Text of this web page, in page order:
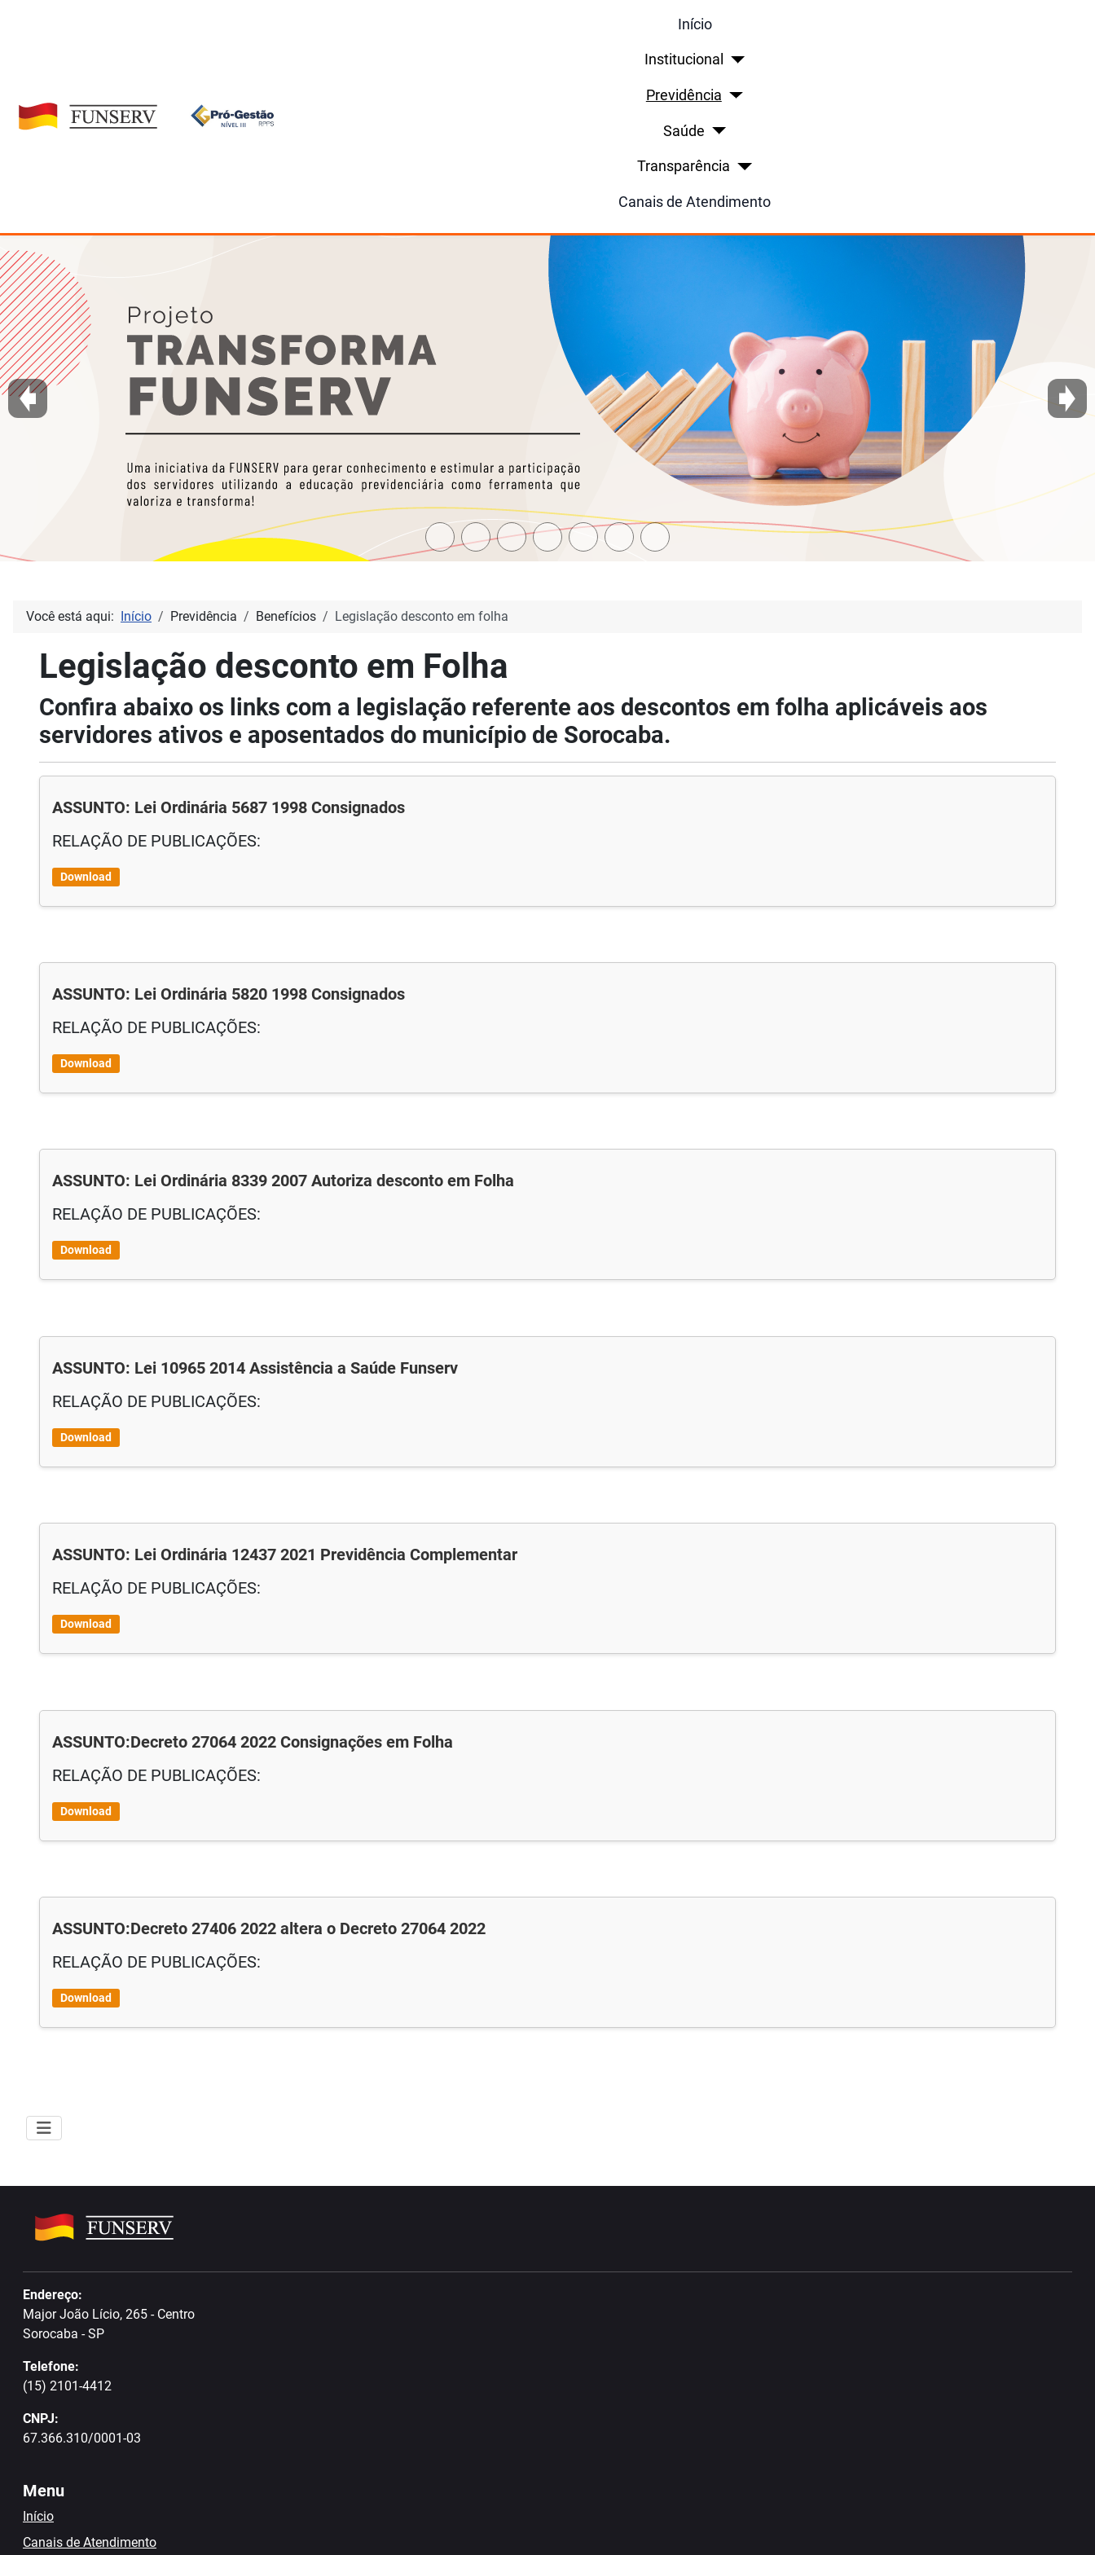
Início
Institucional
Previdência
Saúde
Transparência
Canais de Atendimento
Você está aqui: Início Previdência Benefícios Legislação desconto em folha
Legislação desconto em Folha
Confira abaixo os links com a legislação referente aos descontos em folha aplicáveis aos
servidores ativos e aposentados do município de Sorocaba.
ASSUNTO: Lei Ordinária 5687 1998 Consignados
RELAÇÃO DE PUBLICAÇÕES:
Download
ASSUNTO: Lei Ordinária 5820 1998 Consignados
RELAÇÃO DE PUBLICAÇÕES:
Download
ASSUNTO: Lei Ordinária 8339 2007 Autoriza desconto em Folha
RELAÇÃO DE PUBLICAÇÕES:
Download
ASSUNTO: Lei 10965 2014 Assistência a Saúde Funserv
RELAÇÃO DE PUBLICAÇÕES:
Download
ASSUNTO: Lei Ordinária 12437 2021 Previdência Complementar
RELAÇÃO DE PUBLICAÇÕES:
Download
ASSUNTO:Decreto 27064 2022 Consignações em Folha
RELAÇÃO DE PUBLICAÇÕES:
Download
ASSUNTO:Decreto 27406 2022 altera o Decreto 27064 2022
RELAÇÃO DE PUBLICAÇÕES:
Download
Endereço:
Major João Lício, 265 - Centro
Sorocaba - SP
Telefone:
(15) 2101-4412
CNPJ:
67.366.310/0001-03
Menu
Início
Canais de Atendimento